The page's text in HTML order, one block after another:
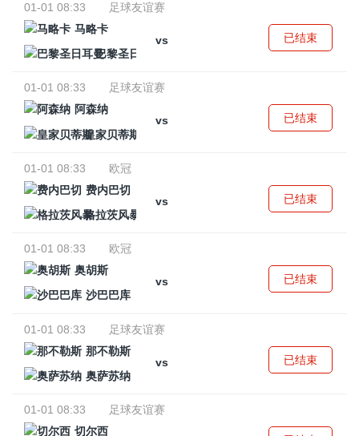
01-01 08:33
足球友谊赛
马略卡
vs
巴黎圣日耳曼
已结束
01-01 08:33
足球友谊赛
阿森纳
vs
皇家贝蒂斯
已结束
01-01 08:33
欧冠
费内巴切
vs
格拉茨风暴
已结束
01-01 08:33
欧冠
奥胡斯
vs
沙巴巴库
已结束
01-01 08:33
足球友谊赛
那不勒斯
vs
奥萨苏纳
已结束
01-01 08:33
足球友谊赛
切尔西